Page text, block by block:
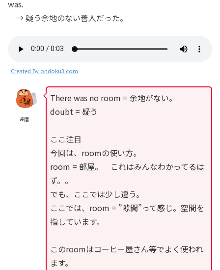
was.
→ 疑う余地のない善人だった。
Created By ondoku3.com
達磨
There was no room = 余地がない。
doubt = 疑う
ここ注目
今回は、roomの使い方。
room = 部屋。 これはみんなわかってるは
ず。。
でも、ここでは少し違う。
ここでは、room = ”隙間”って感じ。空間を
指しています。
このroomはコーヒー屋さん等でよく使われ
ます。